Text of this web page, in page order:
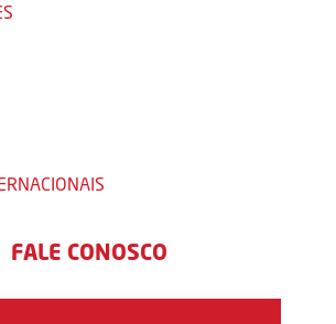
FALE CONOSCO